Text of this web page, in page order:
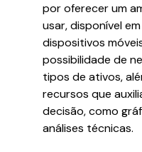
por oferecer um
usar, disponível
dispositivos
possibilidade de
tipos de ativos,
recursos que
decisão, como
análises técnicas.